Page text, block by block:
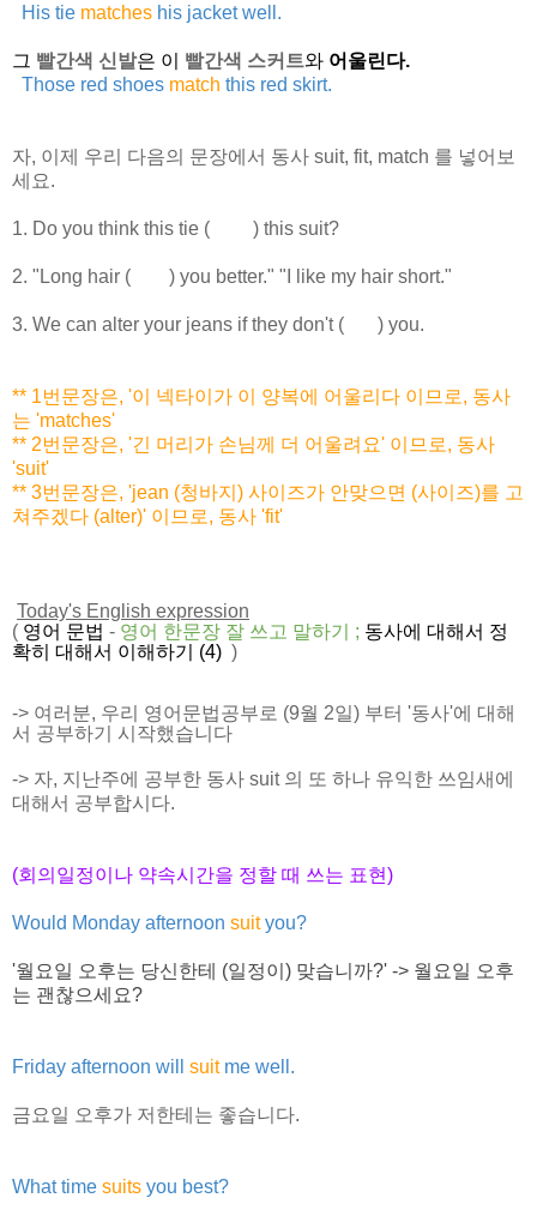
His tie matches his jacket well.
그 빨간색 신발은 이 빨간색 스커트와 어울린다.
Those red shoes match this red skirt.
자, 이제 우리 다음의 문장에서 동사 suit, fit, match 를 넣어보
세요.
1. Do you think this tie ( ) this suit?
2. "Long hair ( ) you better." "I like my hair short."
3. We can alter your jeans if they don't ( ) you.
** 1번문장은, '이 넥타이가 이 양복에 어울리다 이므로, 동사
는 'matches'
** 2번문장은, '긴 머리가 손님께 더 어울려요' 이므로, 동사
'suit'
** 3번문장은, 'jean (청바지) 사이즈가 안맞으면 (사이즈)를 고
쳐주겠다 (alter)' 이므로, 동사 'fit'
Today's English expression
( 영어 문법 - 영어 한문장 잘 쓰고 말하기 ; 동사에 대해서 정
확히 대해서 이해하기 (4) )
-> 여러분, 우리 영어문법공부로 (9월 2일) 부터 '동사'에 대해
서 공부하기 시작했습니다
-> 자, 지난주에 공부한 동사 suit 의 또 하나 유익한 쓰임새에
대해서 공부합시다.
(회의일정이나 약속시간을 정할 때 쓰는 표현)
Would Monday afternoon suityou?
'월요일 오후는 당신한테 (일정이) 맞습니까?' -> 월요일 오후
는 괜찮으세요?
Friday afternoon will suit me well.
금요일 오후가 저한테는 좋습니다.
What time suits you best?